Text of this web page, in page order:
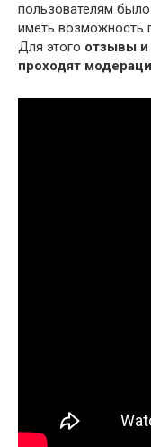
пользователям
иметь возможность
Для этого отзывы и
проходят